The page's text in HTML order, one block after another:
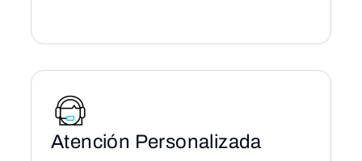
Atención Personalizada